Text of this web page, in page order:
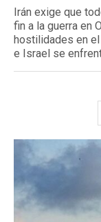
Irán exige que
fin a la guerra en
hostilidades en
e Israel se